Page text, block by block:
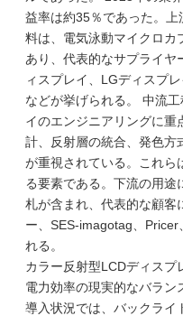
益率は約35％であった。
料は、電気泳動マイクロ
あり、代表的なサプライヤ
ィスプレイ、LGディスプ
などが挙げられる。 中流
イのエンジニアリングに重
計、反射層の統合、発色方
が重視されている。これら
る要素である。下流の用途
札が含まれ、代表的な顧客
ー、SES-imagotag、
れる。
カラー反射型LCDディスプ
電力効率の現実的なバラン
導入状況では、バックライ